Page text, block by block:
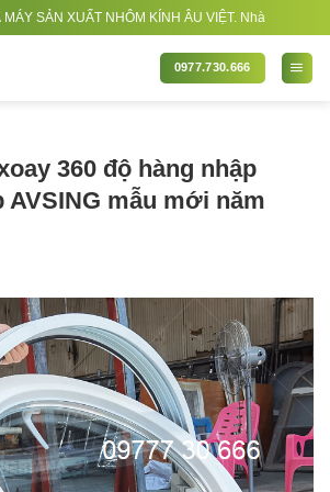
XUẤT NHÔM KÍNH ÂU VIỆT. Nhà Sản xuất - Thi
0977.730.666
360 độ hàng nhập
AVSING mẫu mới năm